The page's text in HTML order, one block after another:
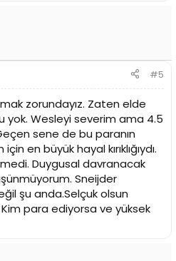
#5
zorundayız. Zaten elde
Wesleyi severim ama 4.5
sene de bu paranın
en büyük hayal kırıklığıydı.
Duygusal davranacak
Sneijder
şu anda.Selçuk olsun
para ediyorsa ve yüksek